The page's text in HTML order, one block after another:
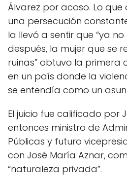
Álvarez por acoso. Lo
una persecución
la llevó a sentir que “ya
después, la mujer que se
ruinas” obtuvo la primera
en un país donde la
se entendía como un
El juicio fue calificado por
entonces ministro de
Públicas y futuro
con José María Aznar,
“naturaleza privada”.